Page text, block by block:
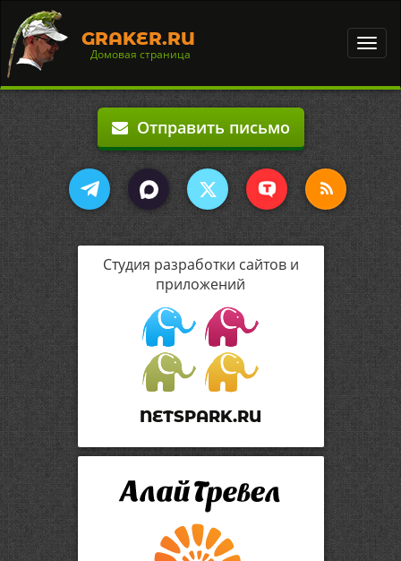
GRAKER.RU
Домовая страница
Отправить письмо
Студия разработки сайтов и
приложений
NETSPARK.RU